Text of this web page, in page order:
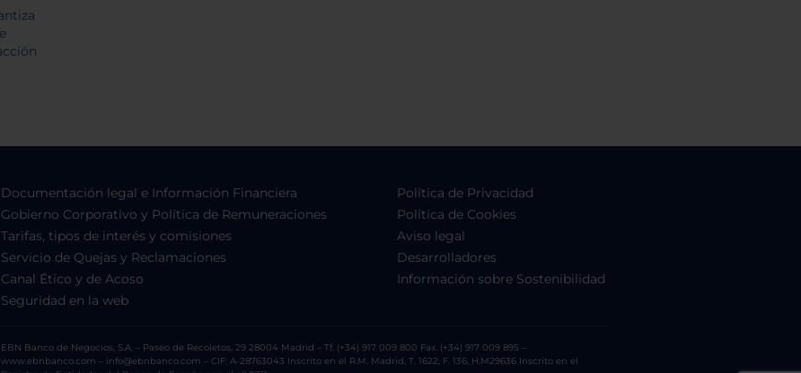
Documentación legal e Información Financiera
Gobierno Corporativo y Política de Remuneraciones
Tarifas, tipos de interés y comisiones
Servicio de Quejas y Reclamaciones
Canal Ético y de Acoso
Seguridad en la web
Política de Privacidad
Política de Cookies
Aviso legal
Desarrolladores
Información sobre Sostenibilidad
EBN Banco de Negocios, S.A. – Paseo de Recoletos, 29 28004 Madrid – Tf. (+34) 917 009 800 Fax. (+34) 917 009 895 –
www.ebnbanco.com – info@ebnbanco.com – CIF: A-28763043 Inscrito en el R.M. Madrid, T. 1622, F. 136, H.M29636 Inscrito en el